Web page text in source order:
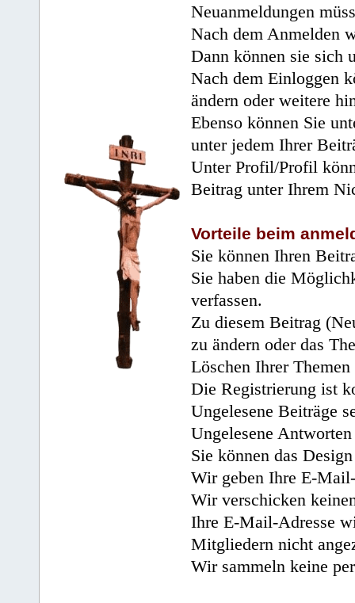
Neuanmeldungen
Nach dem Anmelden
Dann können sie sich
Nach dem Einloggen
ändern oder weitere
Ebenso können Sie
unter jedem Ihrer
Unter Profil/Profil
Beitrag unter Ihrem
Vorteile beim
Sie können Ihren
Sie haben die
verfassen.
Zu diesem Beitrag
zu ändern oder das
Löschen Ihrer
Die Registrierung ist
Ungelesene Beiträge
Ungelesene
Sie können das
Wir geben Ihre E-
Wir verschicken
Ihre E-Mail-Adresse
Mitgliedern nicht
Wir sammeln keine